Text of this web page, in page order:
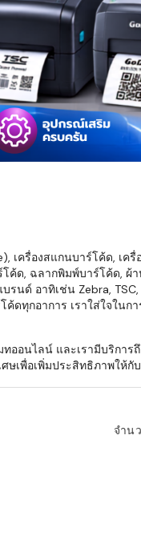
ครื่องสแกนบาร์โค้ด, เค
ค้ด, ฉลากพิมพ์บาร์โค้ด,
อาทิเช่น Zebra, TSC,
ทุกอาการ เราใส่ใจใน
นไลน์ และเรามีบริการ
พื่อเพิ่มประสิทธิภาพให้กั
จำน